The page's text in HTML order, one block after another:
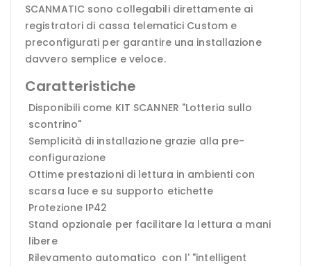
SCANMATIC sono collegabili direttamente ai
registratori di cassa telematici Custom e
preconfigurati per garantire una installazione
davvero semplice e veloce.
Caratteristiche
Disponibili come KIT SCANNER "Lotteria sullo
scontrino"
Semplicità di installazione grazie alla pre-
configurazione
Ottime prestazioni di lettura in ambienti con
scarsa luce e su supporto etichette
Protezione IP42
Stand opzionale per facilitare la lettura a mani
libere
Rilevamento automatico con l' "intelligent